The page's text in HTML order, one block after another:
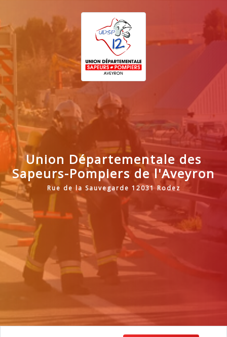
Union Départementale des
Sapeurs-Pompiers de l'Aveyron
Rue de la Sauvegarde 12031 Rodez